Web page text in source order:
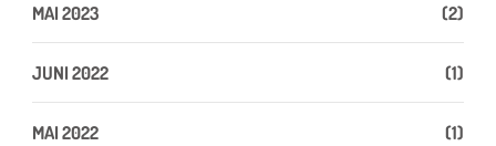
MAI 2023 (2)
JUNI 2022 (1)
MAI 2022 (1)